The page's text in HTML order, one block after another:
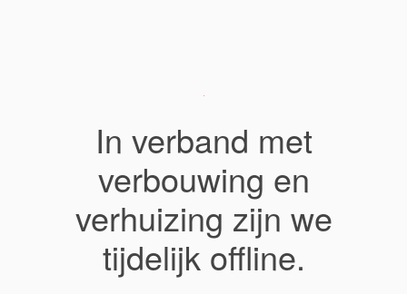
In verband met
verbouwing en
verhuizing zijn we
tijdelijk offline.